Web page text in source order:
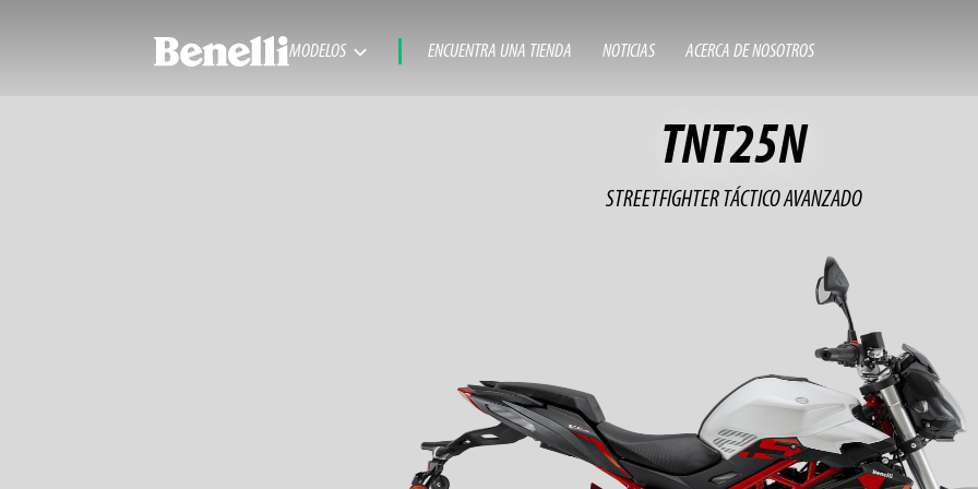
MODELOS ENCUENTRA UNA TIENDA NOTICIAS ACERCA DE NOSOTROS
TNT25N
STREETFIGHTER TÁCTICO AVANZADO